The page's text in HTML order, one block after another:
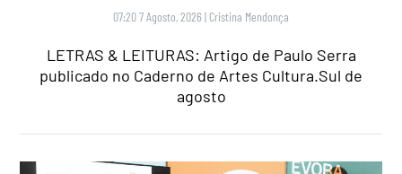
07:20 7 Agosto, 2026 | Cristina Mendonça
LETRAS & LEITURAS: Artigo de Paulo Serra
publicado no Caderno de Artes Cultura.Sul de
agosto